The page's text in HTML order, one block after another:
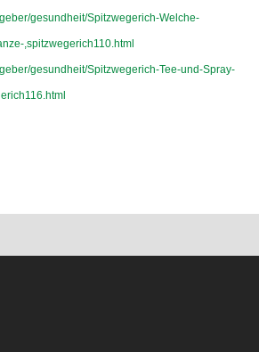
gesundheit/Spitzwegerich-Welche-
,spitzwegerich110.html
gesundheit/Spitzwegerich-Tee-und-Spray-